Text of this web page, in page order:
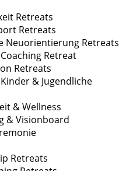
Retreats
Retreats
Neuorientierung Retreats
Retreat
Retreats
& Jugendliche
& Wellness
& Visionboard
Retreats